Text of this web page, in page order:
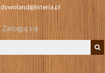
dywoland@interia.pl
Zaloguj się